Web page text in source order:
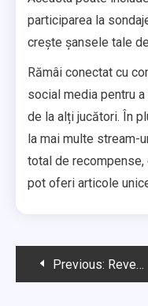
participarea la
crește șansele tale
Rămâi conectat cu
social media pentru
de la alți jucători. În
la mai multe stream-
total de
pot oferi articole
PostPrevious: Revendicări pentru aspectul vehiculului: Opțiuni de design, Procese de revendicare, Exclusivitate la evenimente